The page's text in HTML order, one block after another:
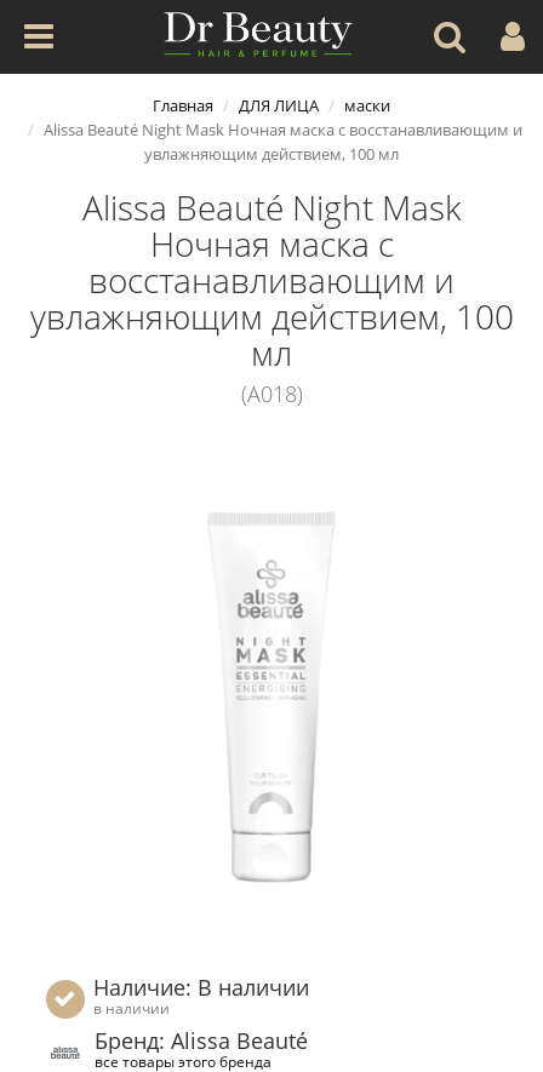
Главная ДЛЯ ЛИЦА
маски
Alissa Beauté Night Mask Ночная маска с восстанавливающим и
увлажняющим действием, 100 мл
Alissa Beauté Night Mask
Ночная маска с
восстанавливающим и
увлажняющим действием, 100
мл
(A018)
Наличие: В наличии
в наличии
Бренд: Alissa Beauté
все товары этого бренда